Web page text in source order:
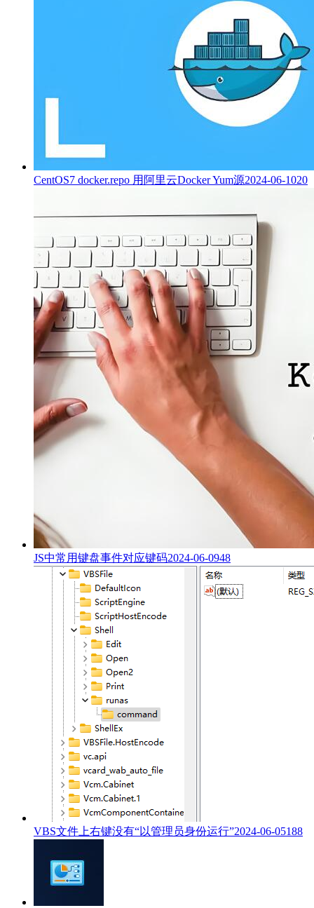
CentOS7 docker.repo 用阿里云Docker Yum源2024-06-1020
JS中常用键盘事件对应键码2024-06-0948
VBS文件上右键没有“以管理员身份运行”2024-06-05188